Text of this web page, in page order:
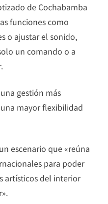
de Cochabamba
funciones como
o ajustar el sonido,
un comando o a
gestión más
mayor flexibilidad
escenario que «reúna
para poder
artísticos del interior